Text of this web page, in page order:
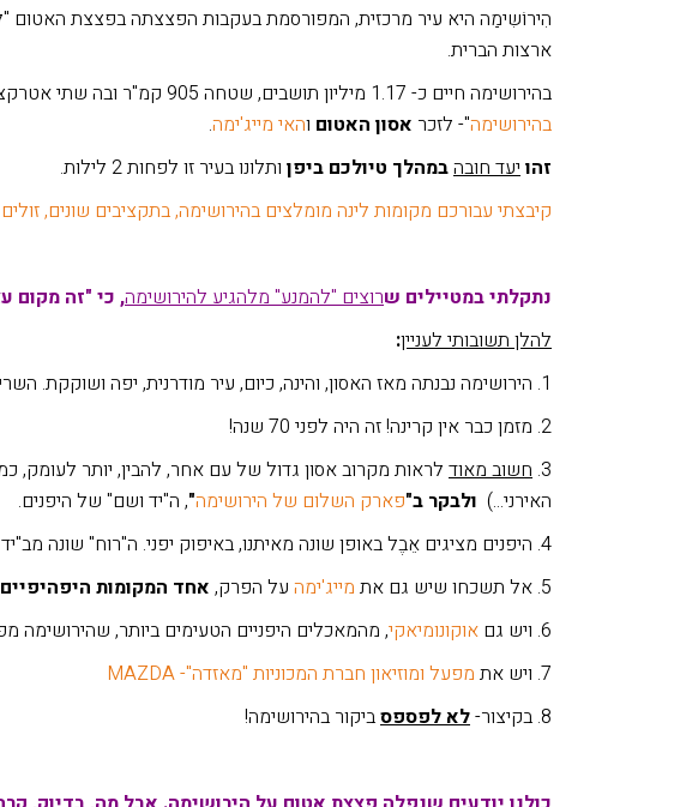
הִירוֹשִימַה היא עיר מרכזית, המפורסמת בעקבות הפצצתה בפצצת האטום
ארצות הברית.
בהירושימה חיים כ- 1.17 מיליון תושבים, שטחה 905 קמ"ר ובה שתי אטרקציות תיירותיות עיקריות: "
בהירושימה"- לזכר אסון האטום והאי מייג'ימה.
זהויעד חובהבמהלך טיולכם ביפן ותלונו בעיר זו לפחות 2 לילות.
קיבצתי עבורכם מקומות לינה מומלצים בהירושימה, בתקציבים שונים, זולים
נתקלתי במטיילים שרוצים "להמנע" מלהגיע להירושימה, כי "זה מקום
להלן תשובותי לעניין:
1. הירושימה נבנתה מאז האסון, והינה, כיום, עיר מודרנית, יפה ושוקקת. השריד ה
2. מזמן כבר אין קרינה! זה היה לפני 70 שנה!
3. חשוב מאוד לראות מקרוב אסון גדול של עם אחר, להבין, יותר לעומק,
האירני...) ולבקר ב"פארק השלום של הירושימה", ה"יד ושם" של היפנים.
4. היפנים מציגים אֵבֶל באופן שונה מאיתנו, באיפוק יפני. ה"רוח" שונה מב"יד ושם", לדוגמא. בלי "כינורות" של פרלמן. זה מעניין לראות זאת.
5. אל תשכחו שיש גם את
מייג'ימה על הפרק, אחד המקומות
6. ויש גם
אוקונומיאקי, מהמאכלים היפניים הטעימים ביותר, שהירושימה
7. ויש את
מפעל ומוזיאון חברת המכוניות "מאזדה"- MAZDA
8. בקיצור-
לא לפספסביקור בהירושימה!